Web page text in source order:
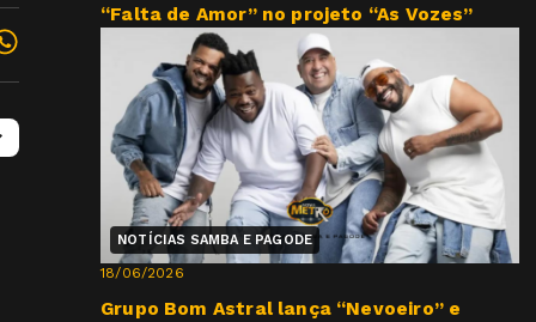
“Falta de Amor” no projeto “As Vozes”
NOTÍCIAS SAMBA E PAGODE
18/06/2026
Grupo Bom Astral lança “Nevoeiro” e